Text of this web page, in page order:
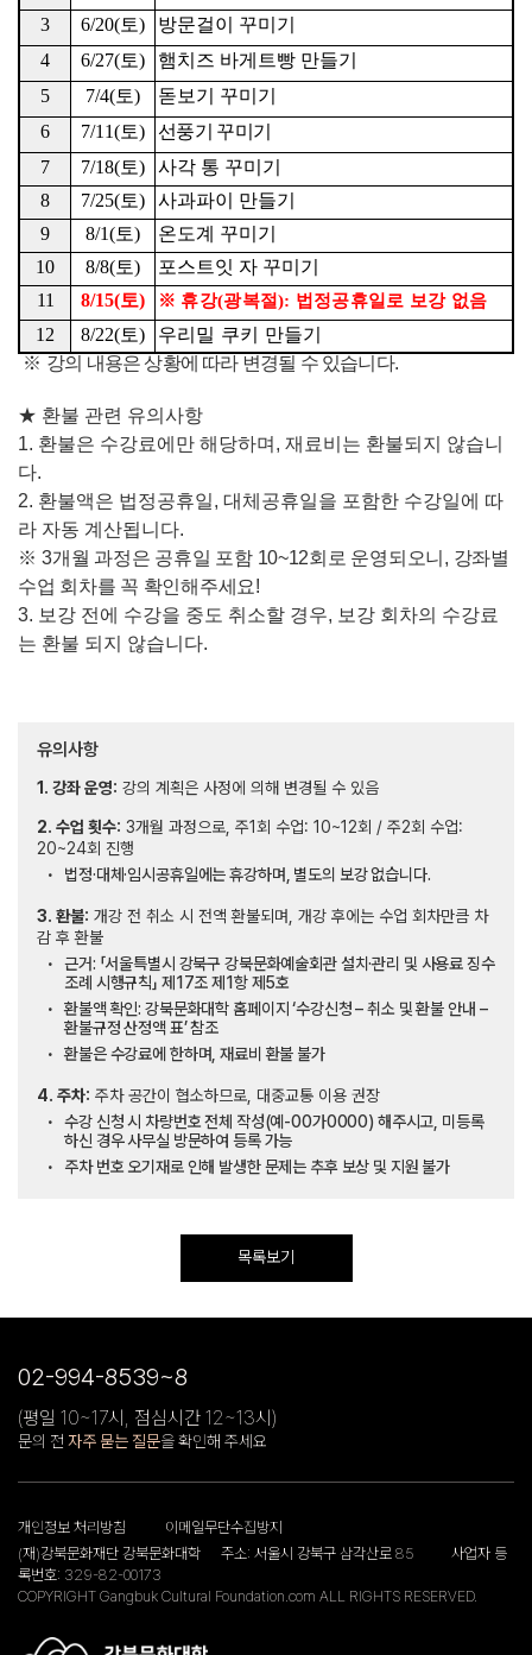
3
6/20(토)
방문걸이 꾸미기
4
6/27(토)
햄치즈 바게트빵 만들기
5
7/4(토)
돋보기 꾸미기
6
7/11(토)
선풍기 꾸미기
7
7/18(토)
사각 통 꾸미기
8
7/25(토)
사과파이 만들기
9
8/1(토)
온도계 꾸미기
10
8/8(토)
포스트잇 자 꾸미기
11
8/15(토) ※ 휴강(광복절): 법정공휴일로 보강 없음
12 8/22(토)
우리밀 쿠키 만들기
※ 강의 내용은 상황에 따라 변경될 수 있습니다.
★ 환불 관련 유의사항
1. 환불은 수강료에만 해당하며 , 재료비는 환불되지 않습니
다.
2. 환불액은 법정공휴일, 대체공휴일을 포함한 수강일에 따
라 자동 계산됩니다.
※ 3개 월 과정은 공휴일 포함 10~12회로 운영되오니 , 강좌별
수업 회차를 꼭 확인해주세요!
3. 보강 전에 수강을 중도 취소할 경우, 보강 회차의 수강료
는 환불 되지 않습니다.
유의사항
1. 강좌 운영: 강의 계획은 사정에 의해 변경될 수 있음
2. 수업 횟수: 3개월 과정으로, 주1회 수업: 10~12회 / 주2회 수업:
20~24회 진행
법정·대체·임시공휴일에는 휴강하며, 별도의 보강 없습니다.
3. 환불: 개강 전 취소 시 전액 환불되며, 개강 후에는 수업 회차만큼 차
감 후 환불
근거: 「서울특별시 강북구 강북문화예술회관 설치·관리 및 사용료 징수
조례 시행규칙」 제17조 제1항 제5호
환불액 확인: 강북문화대학 홈페이지 ‘수강신청 – 취소 및 환불 안내 –
환불규정 산정액 표’ 참조
환불은 수강료에 한하며, 재료비 환불 불가
4. 주차: 주차 공간이 협소하므로, 대중교통 이용 권장
수강 신청 시 차량번호 전체 작성(예-00가0000) 해주시고, 미등록
하신 경우 사무실 방문하여 등록 가능
주차 번호 오기재로 인해 발생한 문제는 추후 보상 및 지원 불가
목록보기
02-994-8539~8
(평일 10~17시, 점심시간 12~13시)
문의 전 자주 묻는 질문을 확인해 주세요
개인정보 처리방침
이메일무단수집방지
(재)강북문화재단 강북문화대학
주소: 서울시 강북구 삼각산로 85
사업자 등
록번호: 329-82-00173
COPYRIGHT Gangbuk Cultural Foundation.com ALL RIGHTS RESERVED.